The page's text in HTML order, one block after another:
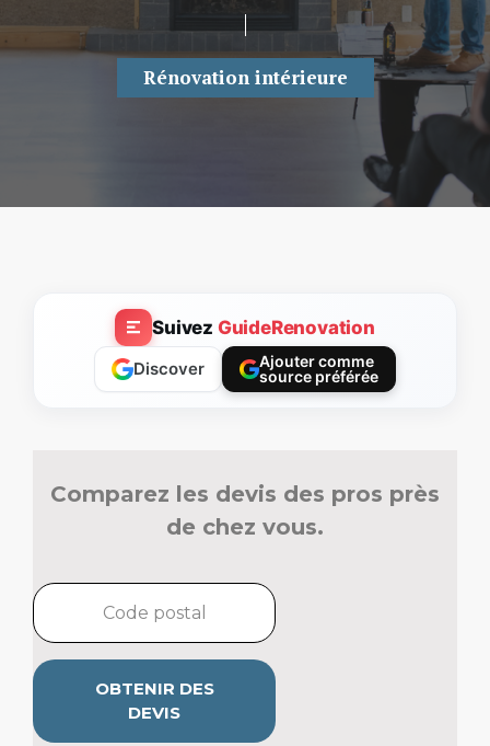
Rénovation intérieure
Suivez GuideRenovation
Discover
Ajouter comme
source préférée
Comparez les devis des pros près
de chez vous.
OBTENIR DES
DEVIS